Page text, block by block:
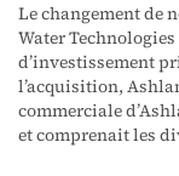
Le changement de
Water
d’investissement
l’acquisition,
commerciale
et comprenait les